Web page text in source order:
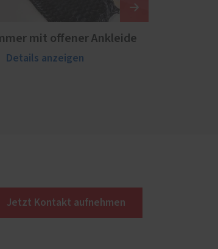
mit offener Ankleide
Details anzeigen
Jetzt Kontakt aufnehmen